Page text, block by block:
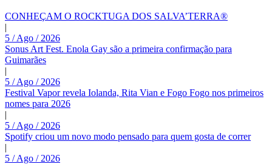
CONHEÇAM O ROCKTUGA DOS SALVA’TERRA®
|
5 / Ago / 2026
Sonus Art Fest. Enola Gay são a primeira confirmação para
Guimarães
|
5 / Ago / 2026
Festival Vapor revela Iolanda, Rita Vian e Fogo Fogo nos primeiros
nomes para 2026
|
5 / Ago / 2026
Spotify criou um novo modo pensado para quem gosta de correr
|
5 / Ago / 2026